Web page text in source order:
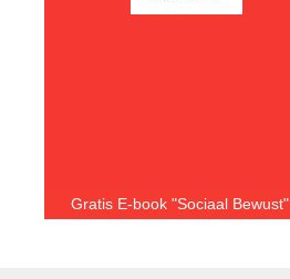
Gratis E-book "Sociaal Bewust"